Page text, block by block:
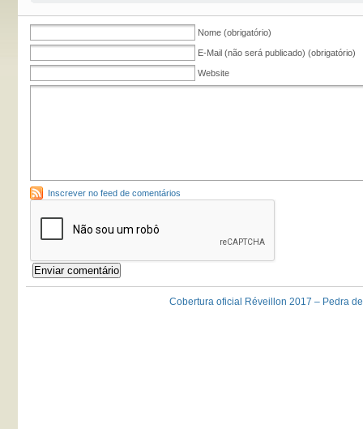
Nome (obrigatório)
E-Mail (não será publicado) (obrigatório)
Website
Inscrever no feed de comentários
Cobertura oficial Réveillon 2017 – Pedra